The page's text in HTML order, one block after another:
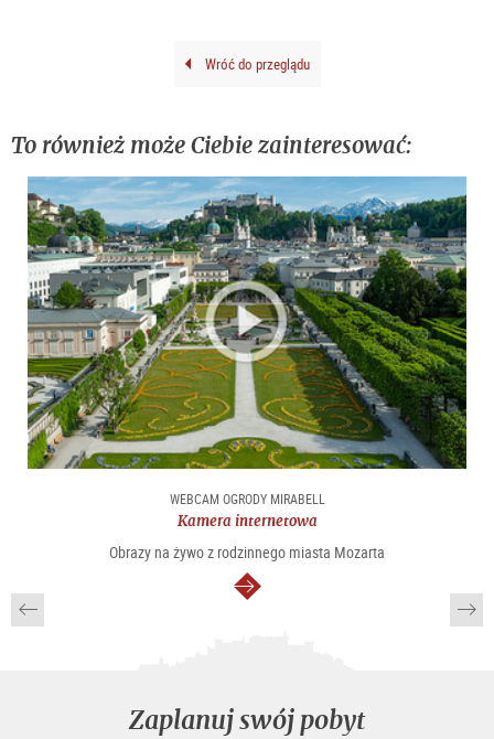
Wróć do przeglądu
To również może Ciebie zainteresować:
WEBCAM OGRODY MIRABELL
Kamera internetowa
Obrazy na żywo z rodzinnego miasta Mozarta
dalej
Zaplanuj swój pobyt